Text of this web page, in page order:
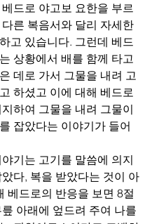
드로 야고보 요한을 부르
른 복음서와 달리 자세한
고 있습니다. 그런데 베드
상황에서 배를 함께 타고
데로 가서 그물을 내려 고
하셨고 이에 대해 베드로
하여 그물을 내려 그물이
잡았다는 이야기가 들어
기는 고기를 말씀에 의지
다, 복을 받았다는 것이 아
베드로의 반응을 보면 8절
아래에 엎드려 주여 나를